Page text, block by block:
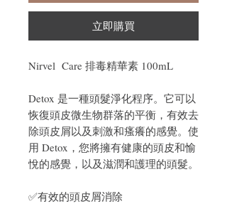
立即購買
Nirvel Care 排毒精華素 100mL
Detox 是一種頭髮淨化程序。它可以
恢復頭皮微生物群落的平衡，有效去
除頭皮屑以及刺激和瘙癢的感覺。使
用 Detox，您將擁有健康的頭皮和愉
悅的感覺，以及滋潤和護理的頭髮。
✅有效的頭皮屑消除